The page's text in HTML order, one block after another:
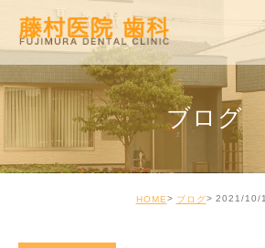
ブログ
HOME ブログ 2021/10/